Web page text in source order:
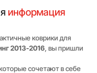
информация
коврики для
2013-2016, вы пришли
сочетают в себе